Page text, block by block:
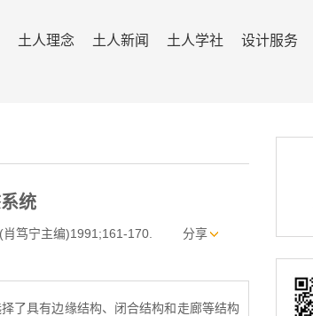
土人理念 土人新闻 土人学社 设计服务
统
笃宁主编)1991;161-170. 分享
了具有边缘结构、闭合结构和走廊等结构